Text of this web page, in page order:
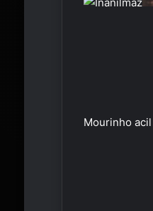
Mourinho acil